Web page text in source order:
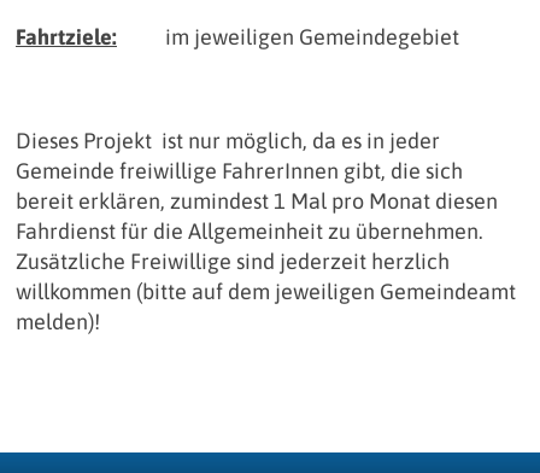
Fahrtziele: im jeweiligen Gemeindegebiet
Dieses Projekt ist nur möglich, da es in jeder
Gemeinde freiwillige FahrerInnen gibt, die sich
bereit erklären, zumindest 1 Mal pro Monat diesen
Fahrdienst für die Allgemeinheit zu übernehmen.
Zusätzliche Freiwillige sind jederzeit herzlich
willkommen (bitte auf dem jeweiligen Gemeindeamt
melden)!